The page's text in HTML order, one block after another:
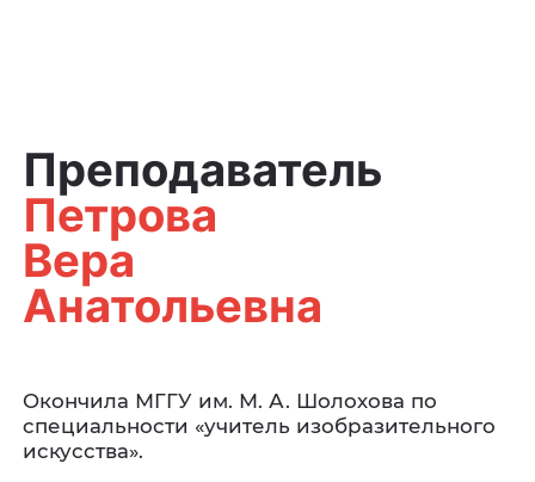
Преподаватель
Петрова
Вера
Анатольевна
Окончила МГГУ им. М. А. Шолохова по
специальности «учитель изобразительного
искусства».